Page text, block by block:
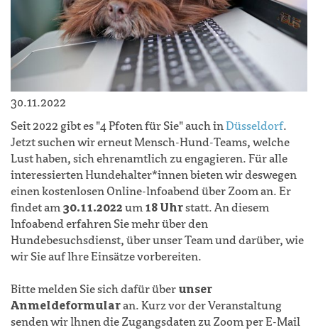
30.11.2022
Seit 2022 gibt es "4 Pfoten für Sie" auch inDüsseldorf.
Jetzt suchen wir erneut Mensch-Hund-Teams, welche
Lust haben, sich ehrenamtlich zu engagieren. Für alle
interessierten Hundehalter*innen bieten wir deswegen
einen kostenlosen Online-Infoabend über Zoom an. Er
findet am30.11.2022 um18 Uhrstatt. An diesem
Infoabend erfahren Sie mehr über den
Hundebesuchsdienst, über unser Team und darüber, wie
wir Sie auf Ihre Einsätze vorbereiten.
Bitte melden Sie sich dafür über unser
Anmeldeformularan. Kurz vor der Veranstaltung
senden wir Ihnen die Zugangsdaten zu Zoom per E-Mail